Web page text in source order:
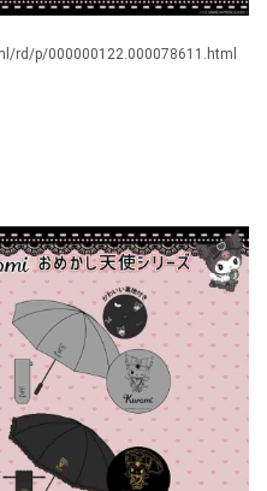
rd/p/000000122.000078611.html